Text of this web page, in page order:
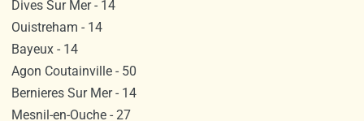
Dives Sur Mer - 14
Ouistreham - 14
Bayeux - 14
Agon Coutainville - 50
Bernieres Sur Mer - 14
Mesnil-en-Ouche - 27